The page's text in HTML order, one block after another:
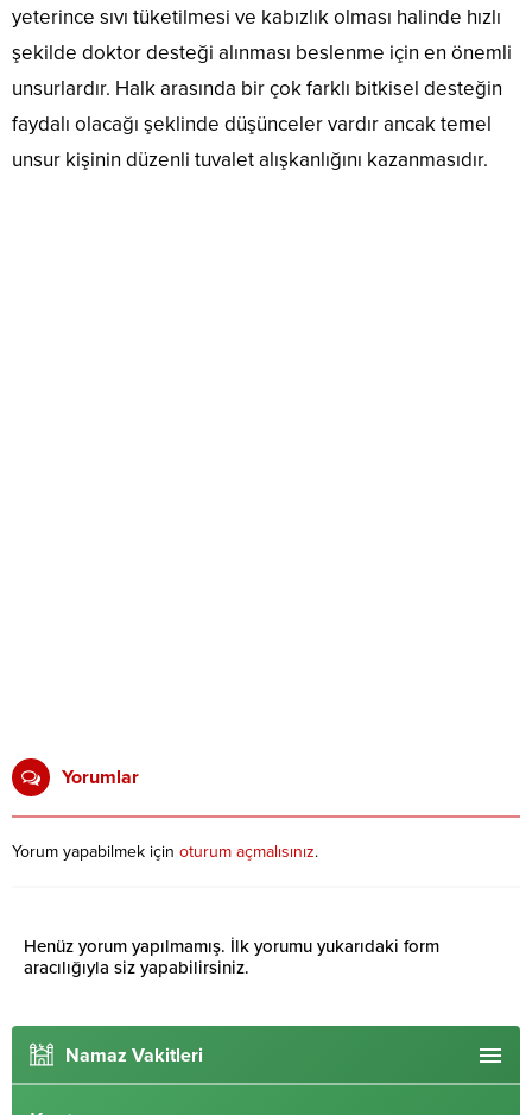
yeterince sıvı tüketilmesi ve kabızlık olması halinde hızlı
şekilde doktor desteği alınması beslenme için en önemli
unsurlardır. Halk arasında bir çok farklı bitkisel desteğin
faydalı olacağı şeklinde düşünceler vardır ancak temel
unsur kişinin düzenli tuvalet alışkanlığını kazanmasıdır.
Yorumlar
Yorum yapabilmek için oturum açmalısınız.
Henüz yorum yapılmamış. İlk yorumu yukarıdaki form
aracılığıyla siz yapabilirsiniz.
Namaz Vakitleri